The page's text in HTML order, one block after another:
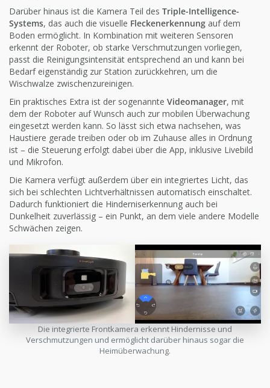
Darüber hinaus ist die Kamera Teil des Triple-Intelligence-
Systems, das auch die visuelle Fleckenerkennung auf dem
Boden ermöglicht. In Kombination mit weiteren Sensoren
erkennt der Roboter, ob starke Verschmutzungen vorliegen,
passt die Reinigungsintensität entsprechend an und kann bei
Bedarf eigenständig zur Station zurückkehren, um die
Wischwalze zwischenzureinigen.
Ein praktisches Extra ist der sogenannte Videomanager, mit
dem der Roboter auf Wunsch auch zur mobilen Überwachung
eingesetzt werden kann. So lässt sich etwa nachsehen, was
Haustiere gerade treiben oder ob im Zuhause alles in Ordnung
ist – die Steuerung erfolgt dabei über die App, inklusive Livebild
und Mikrofon.
Die Kamera verfügt außerdem über ein integriertes Licht, das
sich bei schlechten Lichtverhältnissen automatisch einschaltet.
Dadurch funktioniert die Hinderniserkennung auch bei
Dunkelheit zuverlässig – ein Punkt, an dem viele andere Modelle
Schwächen zeigen.
Die integrierte Frontkamera erkennt Hindernisse und
Verschmutzungen und ermöglicht darüber hinaus sogar die
Heimüberwachung.